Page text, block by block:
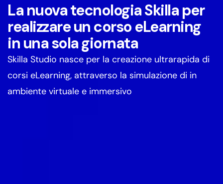
La nuova tecnologia Skilla per
realizzare un corso eLearning
in una sola giornata
Skilla Studio nasce per la creazione ultrarapida di
corsi eLearning, attraverso la simulazione di in
ambiente virtuale e immersivo